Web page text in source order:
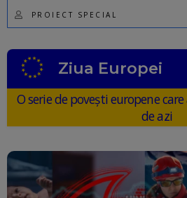
PROIECT SPECIAL
Ziua Europei
O serie de povești europene
de azi